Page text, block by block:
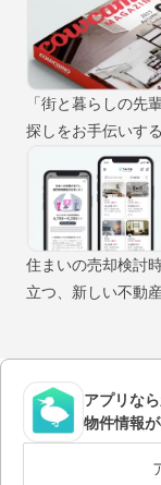
「街と暮らしの先
探しをお手伝いす
住まいの売却検討
立つ、新しい不動
アプリな
物件情報